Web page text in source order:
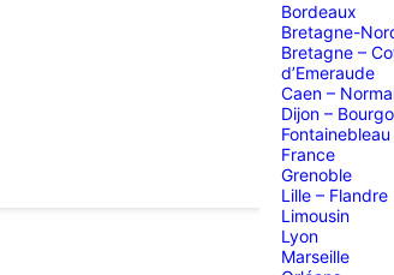
Bordeaux
Bretagne-
Bretagne –
d’Emeraude
Caen –
Dijon –
France
Grenoble
Lille – Flandre
Limousin
Lyon
Marseille